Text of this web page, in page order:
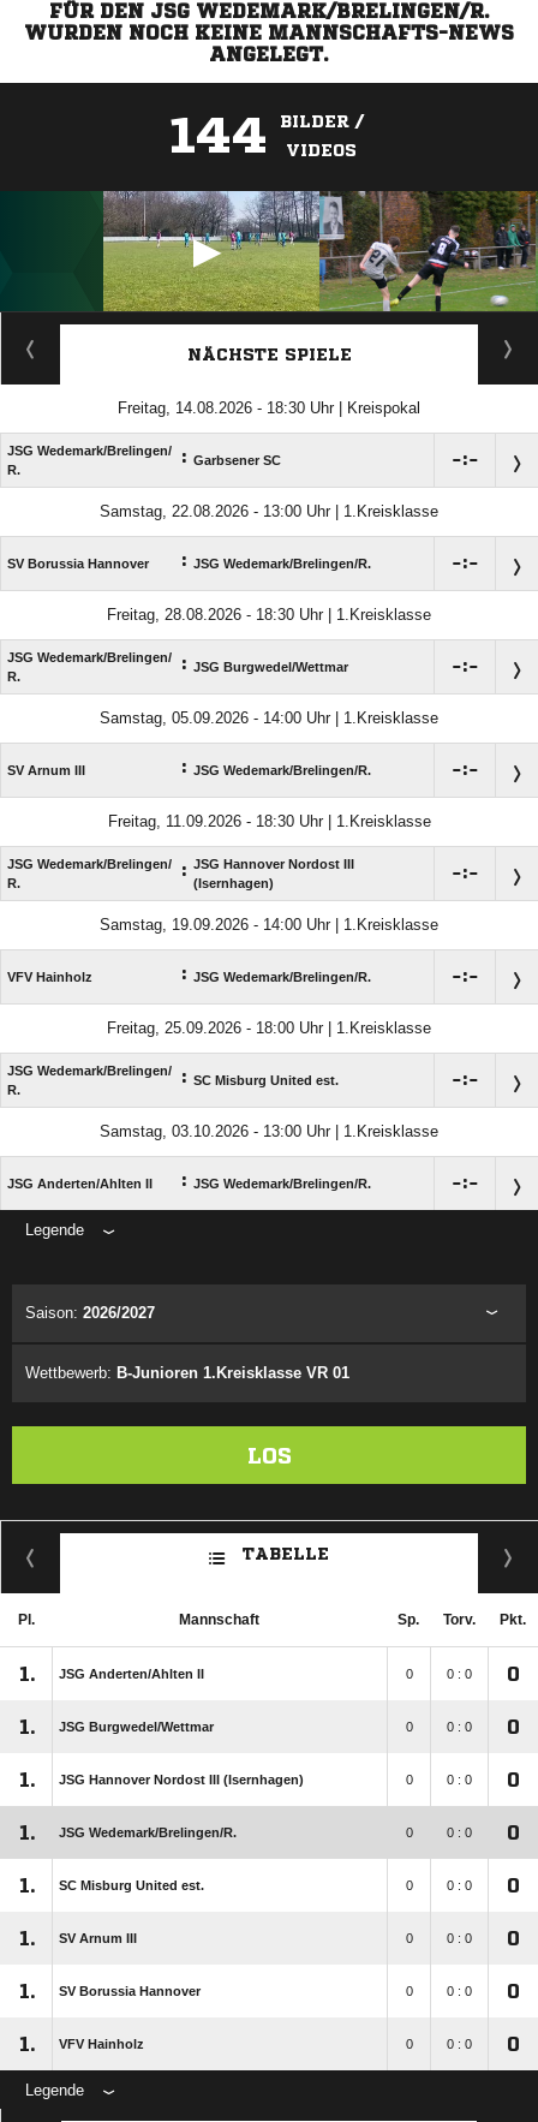
FÜR DEN JSG WEDEMARK/BRELINGEN/R.
WURDEN NOCH KEINE MANNSCHAFTS-NEWS
ANGELEGT.
144
BILDER /
VIDEOS
ANZEIGE
NÄCHSTE SPIELE
Freitag, 14.08.2026 - 18:30 Uhr | Kreispokal
JSG Wedemark/​Brelingen/​
R.
: Garbsener SC :
Samstag, 22.08.2026 - 13:00 Uhr | 1.Kreisklasse
SV Borussia Hannover : JSG Wedemark/​Brelingen/​R. :
Freitag, 28.08.2026 - 18:30 Uhr | 1.Kreisklasse
JSG Wedemark/​Brelingen/​
R.
: JSG Burgwedel/​Wettmar :
Samstag, 05.09.2026 - 14:00 Uhr | 1.Kreisklasse
SV Arnum III : JSG Wedemark/​Brelingen/​R. :
Freitag, 11.09.2026 - 18:30 Uhr | 1.Kreisklasse
JSG Wedemark/​Brelingen/​
R.
: JSG Hannover Nordost III
(Isernhagen)
:
Samstag, 19.09.2026 - 14:00 Uhr | 1.Kreisklasse
VFV Hainholz : JSG Wedemark/​Brelingen/​R. :
Freitag, 25.09.2026 - 18:00 Uhr | 1.Kreisklasse
JSG Wedemark/​Brelingen/​
R.
: SC Misburg United est. :
Samstag, 03.10.2026 - 13:00 Uhr | 1.Kreisklasse
JSG Anderten/​Ahlten II : JSG Wedemark/​Brelingen/​R. :
Legende
Saison: 2026/2027
Wettbewerb: B-Junioren 1.Kreisklasse VR 01
LOS
TABELLE
Pl. Mannschaft Sp. Torv. Pkt.
1. JSG Anderten/​Ahlten II 0 0 : 0 0
1. JSG Burgwedel/​Wettmar 0 0 : 0 0
1. JSG Hannover Nordost III (Isernhagen) 0 0 : 0 0
1. JSG Wedemark/​Brelingen/​R. 0 0 : 0 0
1. SC Misburg United est. 0 0 : 0 0
1. SV Arnum III 0 0 : 0 0
1. SV Borussia Hannover 0 0 : 0 0
1. VFV Hainholz 0 0 : 0 0
Legende